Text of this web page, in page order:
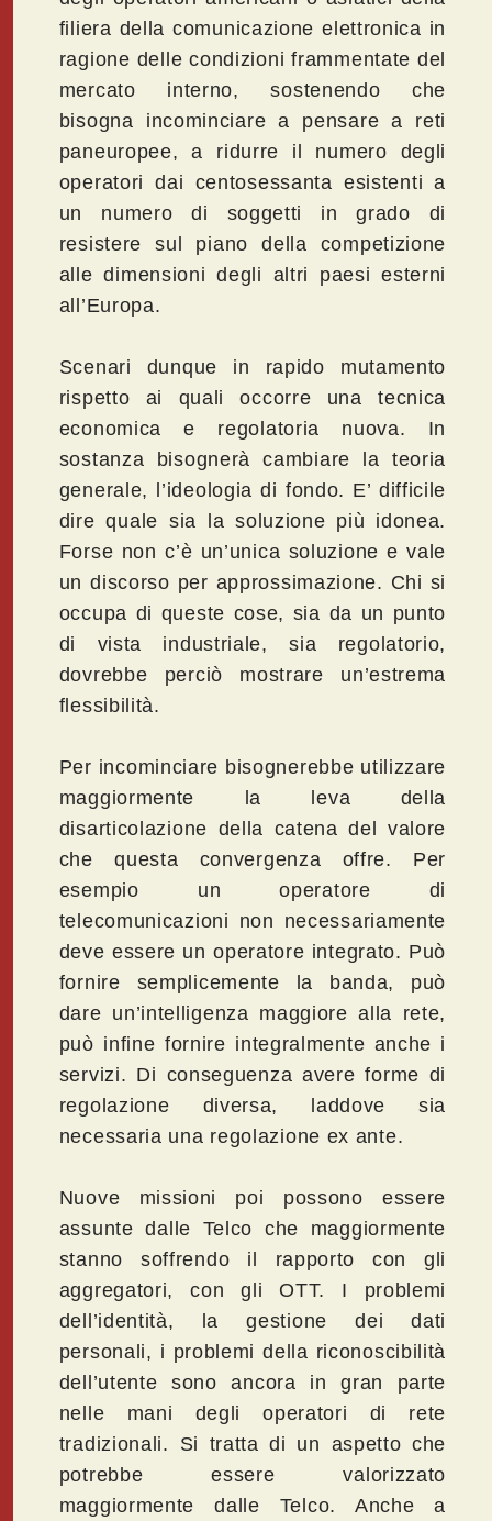
filiera della comunicazione elettronica in
ragione delle condizioni frammentate del
mercato interno, sostenendo che
bisogna incominciare a pensare a reti
paneuropee, a ridurre il numero degli
operatori dai centosessanta esistenti a
un numero di soggetti in grado di
resistere sul piano della competizione
alle dimensioni degli altri paesi esterni
all’Europa.
Scenari dunque in rapido mutamento
rispetto ai quali occorre una tecnica
economica e regolatoria nuova. In
sostanza bisognerà cambiare la teoria
generale, l’ideologia di fondo. E’ difficile
dire quale sia la soluzione più idonea.
Forse non c’è un’unica soluzione e vale
un discorso per approssimazione. Chi si
occupa di queste cose, sia da un punto
di vista industriale, sia regolatorio,
dovrebbe perciò mostrare un’estrema
flessibilità.
Per incominciare bisognerebbe utilizzare
maggiormente la leva della
disarticolazione della catena del valore
che questa convergenza offre. Per
esempio un operatore di
telecomunicazioni non necessariamente
deve essere un operatore integrato. Può
fornire semplicemente la banda, può
dare un’intelligenza maggiore alla rete,
può infine fornire integralmente anche i
servizi. Di conseguenza avere forme di
regolazione diversa, laddove sia
necessaria una regolazione ex ante.
Nuove missioni poi possono essere
assunte dalle Telco che maggiormente
stanno soffrendo il rapporto con gli
aggregatori, con gli OTT. I problemi
dell’identità, la gestione dei dati
personali, i problemi della riconoscibilità
dell’utente sono ancora in gran parte
nelle mani degli operatori di rete
tradizionali. Si tratta di un aspetto che
potrebbe essere valorizzato
maggiormente dalle Telco. Anche a